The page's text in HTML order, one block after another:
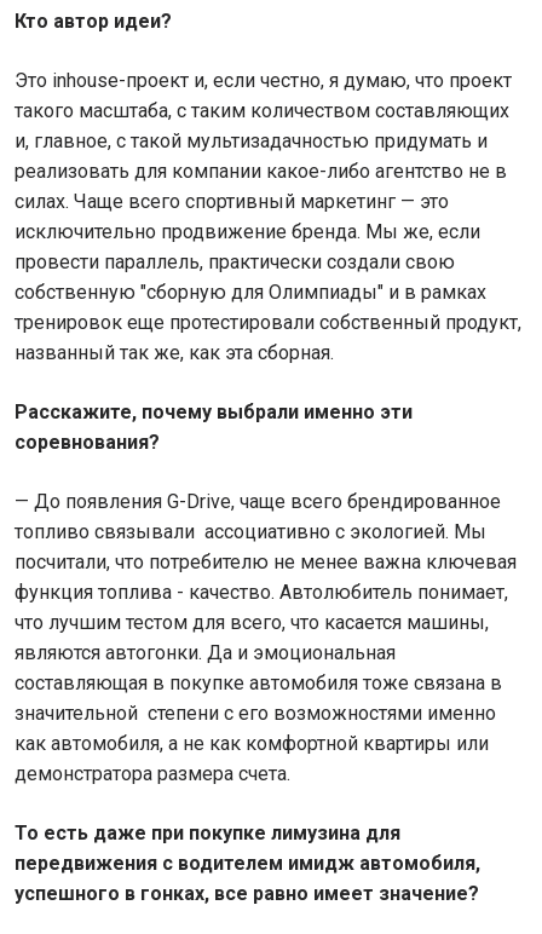
Кто автор идеи?
Это inhouse-проект и, если честно, я думаю, что проект
такого масштаба, с таким количеством составляющих
и, главное, с такой мультизадачностью придумать и
реализовать для компании какое-либо агентство не в
силах. Чаще всего спортивный маркетинг — это
исключительно продвижение бренда. Мы же, если
провести параллель, практически создали свою
собственную "сборную для Олимпиады" и в рамках
тренировок еще протестировали собственный продукт,
названный так же, как эта сборная.
Расскажите, почему выбрали именно эти
соревнования?
— До появления G-Drive, чаще всего брендированное
топливо связывали ассоциативно с экологией. Мы
посчитали, что потребителю не менее важна ключевая
функция топлива - качество. Автолюбитель понимает,
что лучшим тестом для всего, что касается машины,
являются автогонки. Да и эмоциональная
составляющая в покупке автомобиля тоже связана в
значительной степени с его возможностями именно
как автомобиля, а не как комфортной квартиры или
демонстратора размера счета.
То есть даже при покупке лимузина для
передвижения с водителем имидж автомобиля,
успешного в гонках, все равно имеет значение?